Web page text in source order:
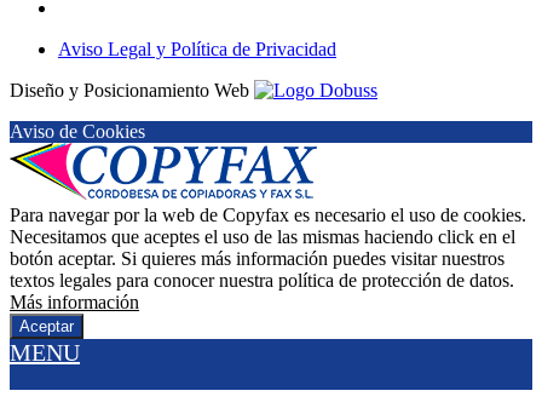
Aviso Legal y Política de Privacidad
Diseño y Posicionamiento Web
Aviso de Cookies
Para navegar por la web de Copyfax es necesario el uso de cookies.
Necesitamos que aceptes el uso de las mismas haciendo click en el
botón aceptar. Si quieres más información puedes visitar nuestros
textos legales para conocer nuestra política de protección de datos.
Más información
Aceptar
MENU